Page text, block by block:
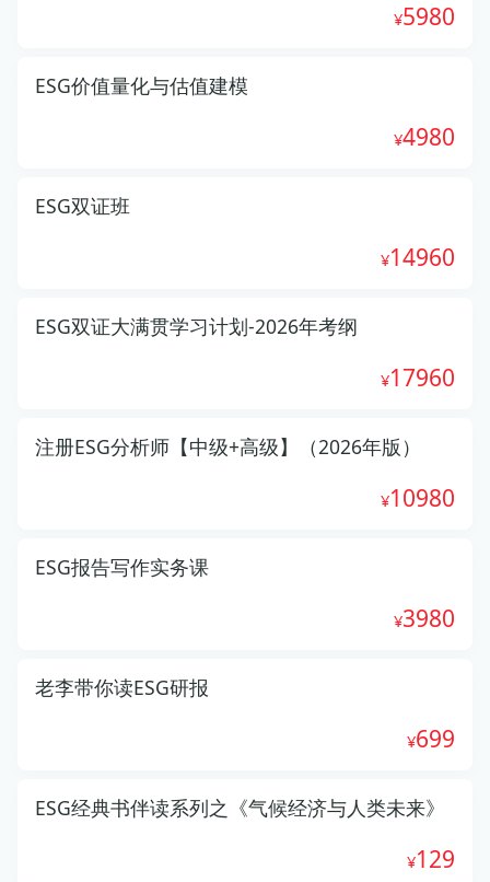
5980
ESG价值量化与估值建模
4980
ESG双证班
14960
ESG双证大满贯学习计划-2026年考纲
17960
注册ESG分析师【中级+高级】（2026年版）
10980
ESG报告写作实务课
3980
老李带你读ESG研报
699
ESG经典书伴读系列之《气候经济与人类未来》
129